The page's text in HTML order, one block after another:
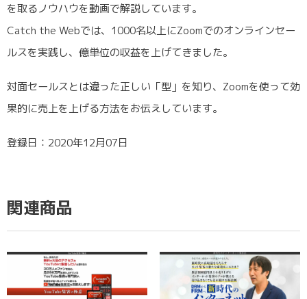
を取るノウハウを動画で解説しています。
Catch the Webでは、1000名以上にZoomでのオンラインセー
ルスを実践し、億単位の収益を上げてきました。
対面セールスとは違った正しい「型」を知り、Zoomを使って効
果的に売上を上げる方法をお伝えしています。
登録日：2020年12月07日
関連商品